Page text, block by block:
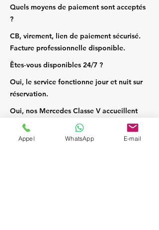
Quels moyens de paiement sont acceptés
?
CB, virement, lien de paiement sécurisé.
Facture professionnelle disponible.
Êtes‑vous disponibles 24/7 ?
Oui, le service fonctionne jour et nuit sur
réservation.
Oui, nos Mercedes Classe V accueillent
jusqu’à 7 passagers et leurs bagages.
Appel WhatsApp E-mail